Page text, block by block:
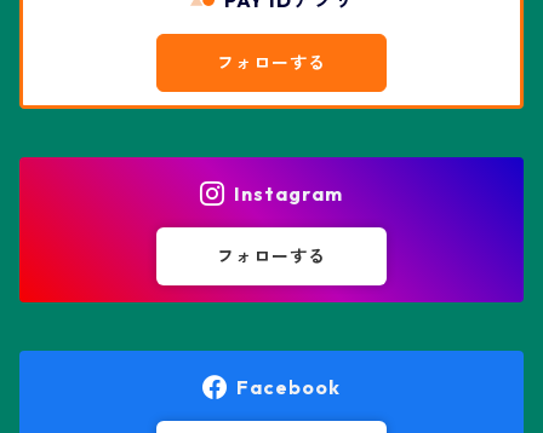
花園兜
エリオシケ属
オレオケレウス属
パキポディウム属
フェネストラリア属
プセウドリトス属
フォローする
Instagram
フォローする
Facebook